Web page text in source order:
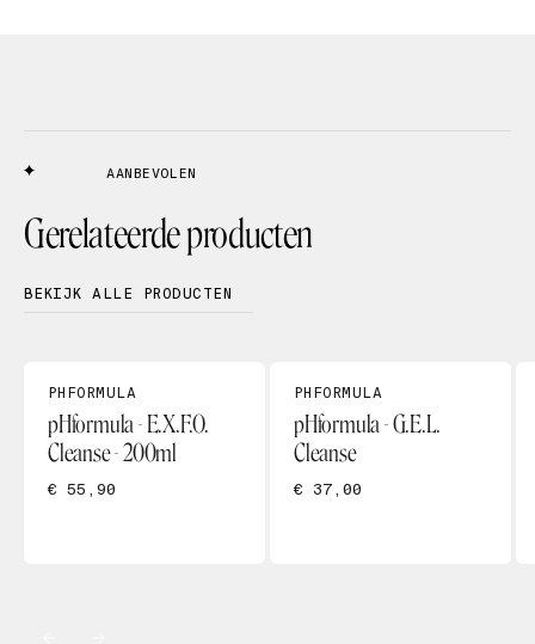
AANBEVOLEN
Gerelateerde producten
BEKIJK ALLE PRODUCTEN
PHFORMULA
pHformula - E.X.F.O.
Cleanse - 200ml
€ 55,90
PHFORMULA
pHformula - G.E.L.
Cleanse
€ 37,00